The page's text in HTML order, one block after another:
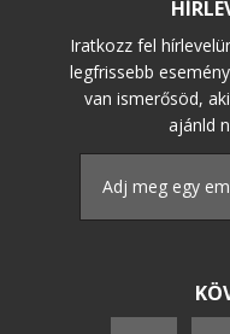
Iratkozz fel
legfrissebb
van ismerősöd,
ajánld